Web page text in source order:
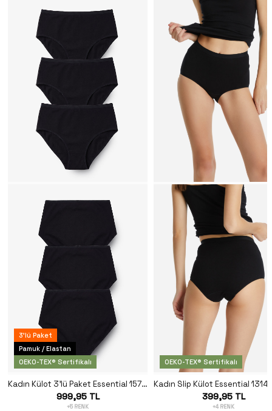
3'lü Paket
Pamuk / Elastan
OEKO-TEX® Sertifikalı
Kadın Külot 3'lü Paket Essential 1577 - Siyah
999,95 TL
+5 RENK
OEKO-TEX® Sertifikalı
399,95 TL
+4 RENK